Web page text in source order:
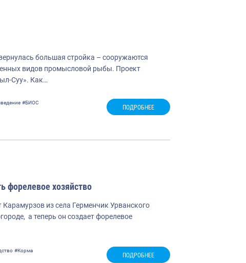
большая стройка – сооружаются
видов промысловой рыбы. Проект
Суу». Как…
#БИОС
ПОДРОБНЕЕ
форелевое хозяйство
из села Герменчик Урванского
а теперь он создает форелевое
#Корма
ПОДРОБНЕЕ